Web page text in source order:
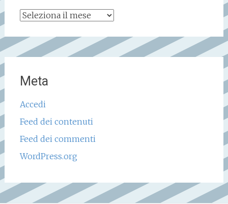
Archivio
Meta
Accedi
Feed dei contenuti
Feed dei commenti
WordPress.org